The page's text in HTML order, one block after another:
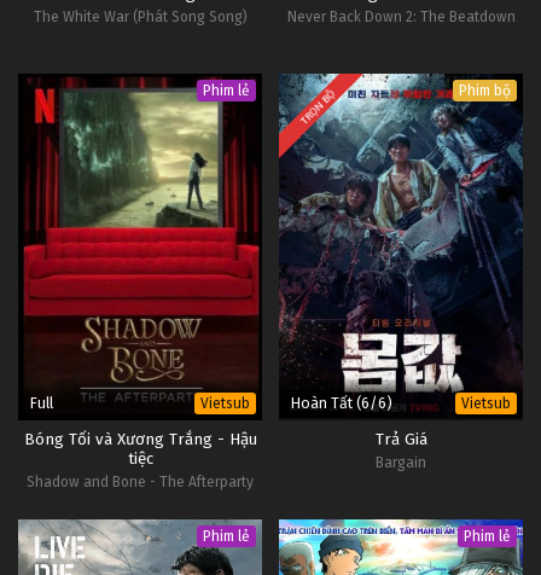
The White War (Phát Song Song) Never Back Down 2: The Beatdown
Phim lẻ
Full Vietsub
Bóng Tối và Xương Trắng - Hậu
tiệc
Shadow and Bone - The Afterparty
TRỌN BỘ Phim bộ
Hoàn Tất (6/6) Vietsub
Trả Giá
Bargain
Phim lẻ Phim lẻ